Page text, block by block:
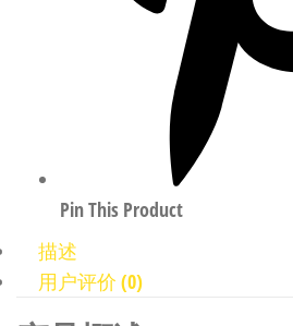
Pin This Product
描述
用户评价 (0)